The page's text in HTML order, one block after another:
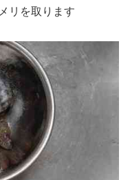
リを取ります